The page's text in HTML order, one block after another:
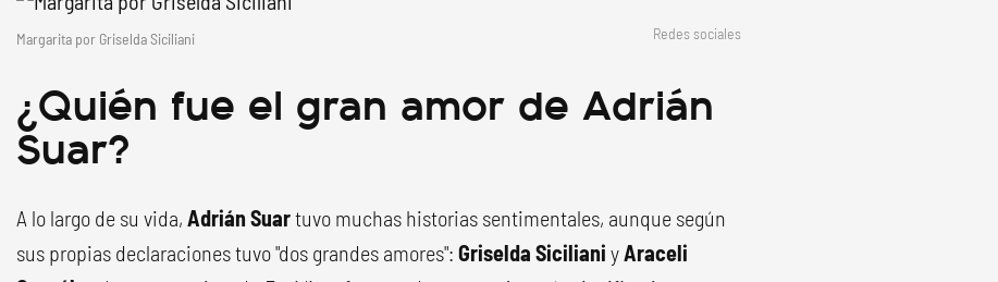
Margarita por Griselda Siciliani Redes sociales
¿Quién fue el gran amor de Adrián
Suar?
A lo largo de su vida, Adrián Suartuvo muchas historias sentimentales, aunque según
sus propias declaraciones tuvo "dos grandes amores": Griselda Siciliani yAraceli